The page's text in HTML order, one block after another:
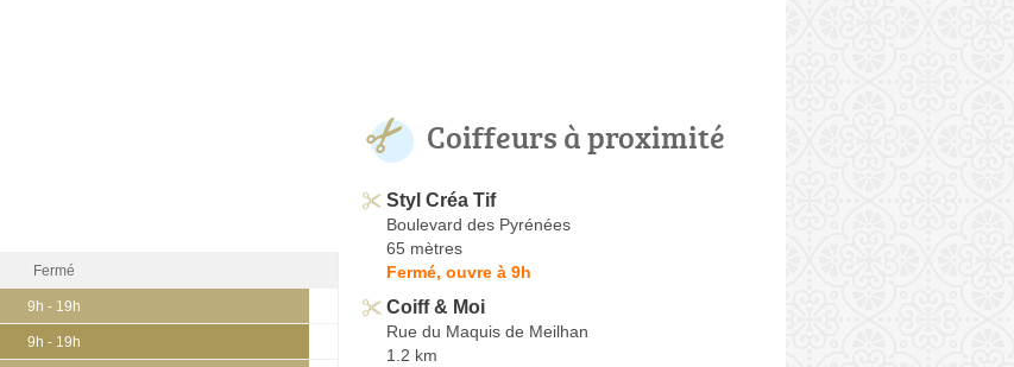
Fermé
9h - 19h
9h - 19h
Coiffeurs à proximité
Styl Créa Tif
Boulevard des Pyrénées
65 mètres
Fermé, ouvre à 9h
Coiff & Moi
Rue du Maquis de Meilhan
1.2 km